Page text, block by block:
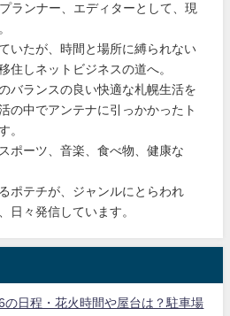
ランナー、エディターとして、現
いたが、時間と場所に縛られない
住しネットビジネスの道へ。
バランスの良い快適な札幌生活を
の中でアンテナに引っかかったト
。
ポーツ、音楽、食べ物、健康な
ポテチが、ジャンルにとらわれ
日々発信しています。
の日程・花火時間や屋台は？駐車場